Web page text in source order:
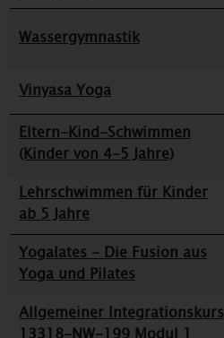
Wassergymnastik
Vinyasa Yoga
Eltern-Kind-Schwimmen
(Kinder von 4-5 Jahre)
Lehrschwimmen für Kinder
ab 5 Jahre
Yogalates - Die Fusion aus
Yoga und Pilates
Allgemeiner Integrationskurs